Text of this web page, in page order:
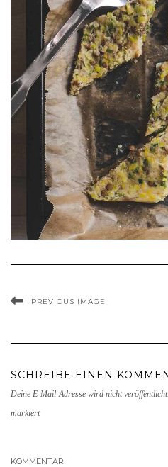
PREVIOUS IMAGE
SCHREIBE EINEN
Deine E-Mail-Adresse wird nicht veröffentlicht.
markiert
KOMMENTAR